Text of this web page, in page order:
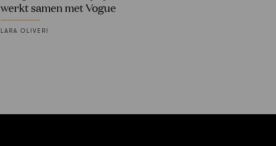
werkt samen met Vogue
LARA OLIVERI